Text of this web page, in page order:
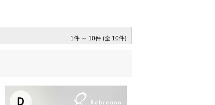
1件 ～ 10件 (全 10件)